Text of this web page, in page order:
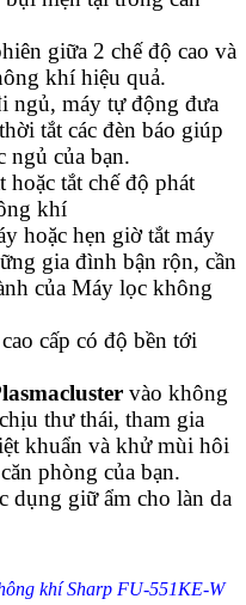
giữa 2 chế độ cao và
khí hiệu quả.
ngủ, máy tự động đưa
tắt các đèn báo giúp
ngủ của bạn.
tắt chế độ phát
khí
hoặc hẹn giờ tắt máy
gia đình bận rộn, cần
của Máy lọc không
cấp có độ bền tới
vào không
thư thái, tham gia
khuẩn và khử mùi hôi
phòng của bạn.
dụng giữ ẩm cho làn da
khí Sharp FU-551KE-W